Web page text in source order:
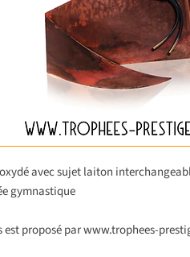
avec sujet laiton
gymnastique
est proposé par www.trophees-